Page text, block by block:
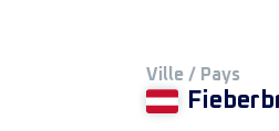
Ville / Pays